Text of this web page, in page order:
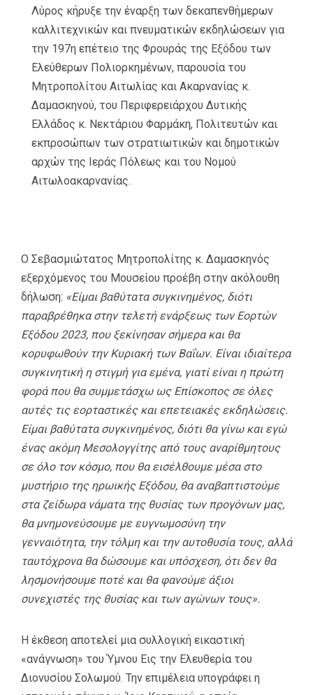
Λύρος κήρυξε την έναρξη των δεκαπενθήμερων
καλλιτεχνικών και πνευματικών εκδηλώσεων για
την 197η επέτειο της Φρουράς της Εξόδου των
Ελεύθερων Πολιορκημένων, παρουσία του
Μητροπολίτου Αιτωλίας και Ακαρνανίας κ.
Δαμασκηνού, του Περιφερειάρχου Δυτικής
Ελλάδος κ. Νεκτάριου Φαρμάκη, Πολιτευτών και
εκπροσώπων των στρατιωτικών και δημοτικών
αρχών της Ιεράς Πόλεως και του Νομού
Αιτωλοακαρνανίας.
Ο Σεβασμιώτατος Μητροπολίτης κ. Δαμασκηνός
εξερχόμενος του Μουσείου προέβη στην ακόλουθη
δήλωση: «Είμαι βαθύτατα συγκινημένος, διότι
παραβρέθηκα στην τελετή ενάρξεως των Εορτών
Εξόδου 2023, που ξεκίνησαν σήμερα και θα
κορυφωθούν την Κυριακή των Βαΐων. Είναι ιδιαίτερα
συγκινητική η στιγμή για εμένα, γιατί είναι η πρώτη
φορά που θα συμμετάσχω ως Επίσκοπος σε όλες
αυτές τις εορταστικές και επετειακές εκδηλώσεις.
Είμαι βαθύτατα συγκινημένος, διότι θα γίνω και εγώ
ένας ακόμη Μεσολογγίτης από τους αναρίθμητους
σε όλο τον κόσμο, που θα εισέλθουμε μέσα στο
μυστήριο της ηρωικής Εξόδου, θα αναβαπτιστούμε
στα ζείδωρα νάματα της θυσίας των προγόνων μας,
θα μνημονεύσουμε με ευγνωμοσύνη την
γενναιότητα, την τόλμη και την αυτοθυσία τους, αλλά
ταυτόχρονα θα δώσουμε και υπόσχεση, ότι δεν θα
λησμονήσουμε ποτέ και θα φανούμε άξιοι
συνεχιστές της θυσίας και των αγώνων τους».
Η έκθεση αποτελεί μια συλλογική εικαστική
«ανάγνωση» του Ύμνου Εις την Ελευθερία του
Διονυσίου Σολωμού. Την επιμέλεια υπογράφει η